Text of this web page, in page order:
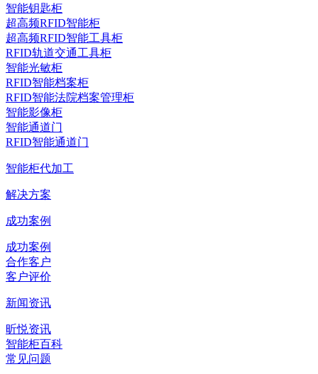
智能钥匙柜
超高频RFID智能柜
超高频RFID智能工具柜
RFID轨道交通工具柜
智能光敏柜
RFID智能档案柜
RFID智能法院档案管理柜
智能影像柜
智能通道门
RFID智能通道门
智能柜代加工
解决方案
成功案例
成功案例
合作客户
客户评价
新闻资讯
昕悦资讯
智能柜百科
常见问题